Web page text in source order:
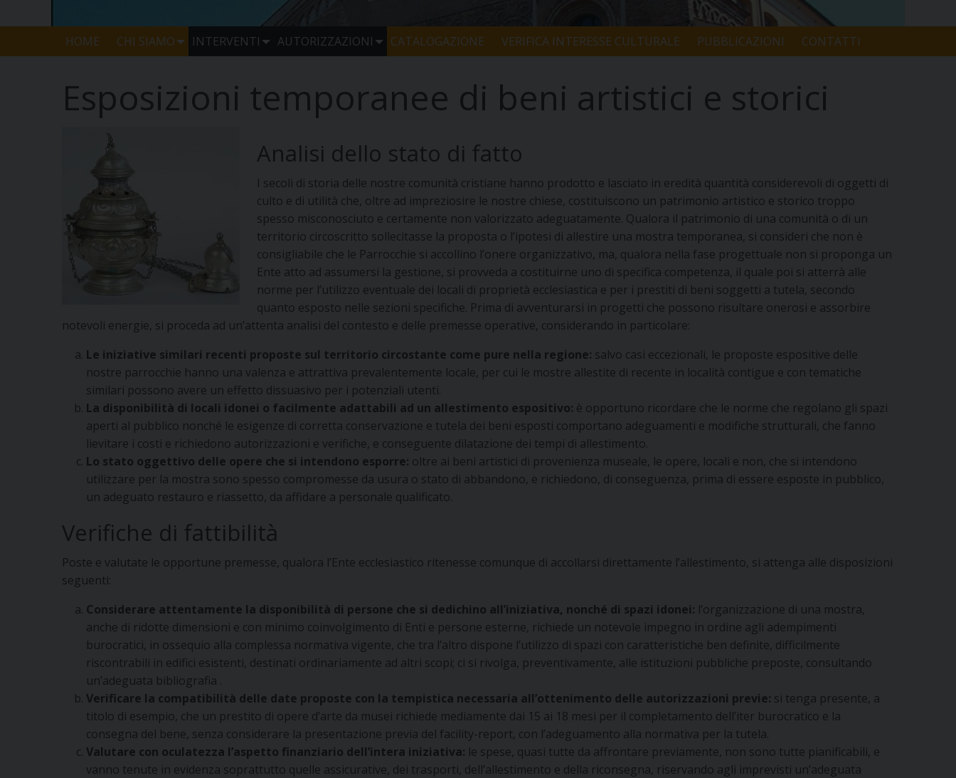
HOME CHI SIAMO INTERVENTI AUTORIZZAZIONI CATALOGAZIONE VERIFICA INTERESSE CULTURALE PUBBLICAZIONI CONTATTI
Esposizioni temporanee di beni artistici e storici
Analisi dello stato di fatto
I secoli di storia delle nostre comunità cristiane hanno prodotto e lasciato in eredità quantità considerevoli di oggetti di
culto e di utilità che, oltre ad impreziosire le nostre chiese, costituiscono un patrimonio artistico e storico troppo
spesso misconosciuto e certamente non valorizzato adeguatamente. Qualora il patrimonio di una comunità o di un
territorio circoscritto sollecitasse la proposta o l’ipotesi di allestire una mostra temporanea, si consideri che non è
consigliabile che le Parrocchie si accollino l’onere organizzativo, ma, qualora nella fase progettuale non si proponga un
Ente atto ad assumersi la gestione, si provveda a costituirne uno di specifica competenza, il quale poi si atterrà alle
norme per l’utilizzo eventuale dei locali di proprietà ecclesiastica e per i prestiti di beni soggetti a tutela, secondo
quanto esposto nelle sezioni specifiche. Prima di avventurarsi in progetti che possono risultare onerosi e assorbire
notevoli energie, si proceda ad un’attenta analisi del contesto e delle premesse operative, considerando in particolare:
Le iniziative similari recenti proposte sul territorio circostante come pure nella regione: salvo casi eccezionali, le proposte espositive delle
nostre parrocchie hanno una valenza e attrattiva prevalentemente locale, per cui le mostre allestite di recente in località contigue e con tematiche
similari possono avere un effetto dissuasivo per i potenziali utenti.
La disponibilità di locali idonei o facilmente adattabili ad un allestimento espositivo: è opportuno ricordare che le norme che regolano gli spazi
aperti al pubblico nonché le esigenze di corretta conservazione e tutela dei beni esposti comportano adeguamenti e modifiche strutturali, che fanno
lievitare i costi e richiedono autorizzazioni e verifiche, e conseguente dilatazione dei tempi di allestimento.
Lo stato oggettivo delle opere che si intendono esporre: oltre ai beni artistici di provenienza museale, le opere, locali e non, che si intendono
utilizzare per la mostra sono spesso compromesse da usura o stato di abbandono, e richiedono, di conseguenza, prima di essere esposte in pubblico,
un adeguato restauro e riassetto, da affidare a personale qualificato.
Verifiche di fattibilità
Poste e valutate le opportune premesse, qualora l’Ente ecclesiastico ritenesse comunque di accollarsi direttamente l’allestimento, si attenga alle disposizioni
seguenti:
Considerare attentamente la disponibilità di persone che si dedichino all’iniziativa, nonché di spazi idonei: l’organizzazione di una mostra,
anche di ridotte dimensioni e con minimo coinvolgimento di Enti e persone esterne, richiede un notevole impegno in ordine agli adempimenti
burocratici, in ossequio alla complessa normativa vigente, che tra l’altro dispone l’utilizzo di spazi con caratteristiche ben definite, difficilmente
riscontrabili in edifici esistenti, destinati ordinariamente ad altri scopi; ci si rivolga, preventivamente, alle istituzioni pubbliche preposte, consultando
un’adeguata bibliografia .
Verificare la compatibilità delle date proposte con la tempistica necessaria all’ottenimento delle autorizzazioni previe: si tenga presente, a
titolo di esempio, che un prestito di opere d’arte da musei richiede mediamente dai 15 ai 18 mesi per il completamento dell’iter burocratico e la
consegna del bene, senza considerare la presentazione previa del facility-report, con l’adeguamento alla normativa per la tutela.
Valutare con oculatezza l’aspetto finanziario dell’intera iniziativa: le spese, quasi tutte da affrontare previamente, non sono tutte pianificabili, e
vanno tenute in evidenza soprattutto quelle assicurative, dei trasporti, dell’allestimento e della riconsegna, riservando agli imprevisti un’adeguata